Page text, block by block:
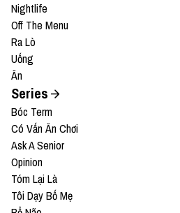
Nightlife
Off The Menu
Ra Lò
Uống
Ăn
Series
Bóc Term
Có Vấn Ăn Chơi
Ask A Senior
Opinion
Tóm Lại Là
Tôi Dạy Bố Mẹ